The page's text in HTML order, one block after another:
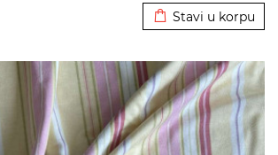
Stavi u korpu